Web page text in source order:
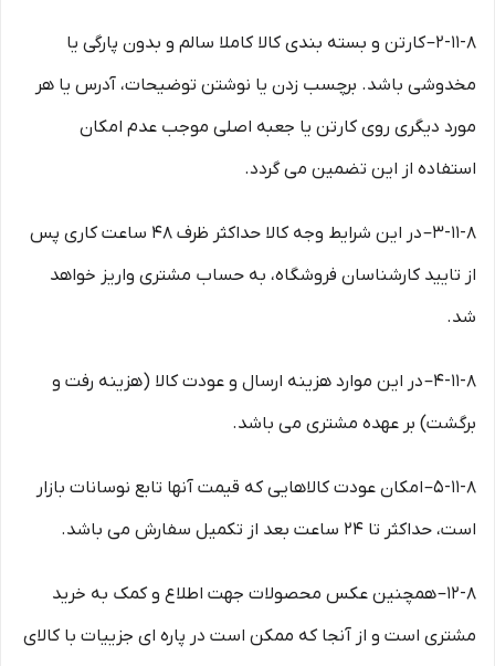
۲-۱۱-۸– کارتن و بسته بندی کالا کاملا سالم و بدون پارگی یا
مخدوشی باشد. برچسب زدن یا نوشتن توضیحات، آدرس یا هر
مورد دیگری روی کارتن یا جعبه اصلی موجب عدم امکان
استفاده از این تضمین می گردد.
۳-۱۱-۸– در این شرایط وجه کالا حداکثر ظرف ۴۸ ساعت کاری پس
از تایید کارشناسان فروشگاه، به حساب مشتری واریز خواهد
شد.
۴-۱۱-۸– در این موارد هزینه ارسال و عودت کالا (هزینه رفت و
برگشت) بر عهده مشتری می باشد.
۵-۱۱-۸– امکان عودت کالاهایی که قیمت آنها تابع نوسانات بازار
است، حداکثر تا ۲۴ ساعت بعد از تکمیل سفارش می باشد.
۱۲-۸– همچنین عکس محصولات جهت اطلاع و کمک به خرید
مشتری است و از آنجا که ممکن است در پاره ای جزییات با کالای